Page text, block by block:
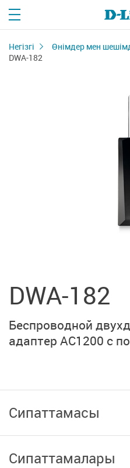
Негізгі Өнімдер мен
DWA-182
DWA-182
Беспроводной
адаптер AC1200 с
Сипаттамасы
Сипаттамалары